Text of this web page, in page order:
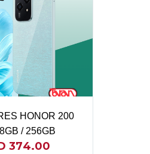
HONOR 200
/ 256GB
374.00